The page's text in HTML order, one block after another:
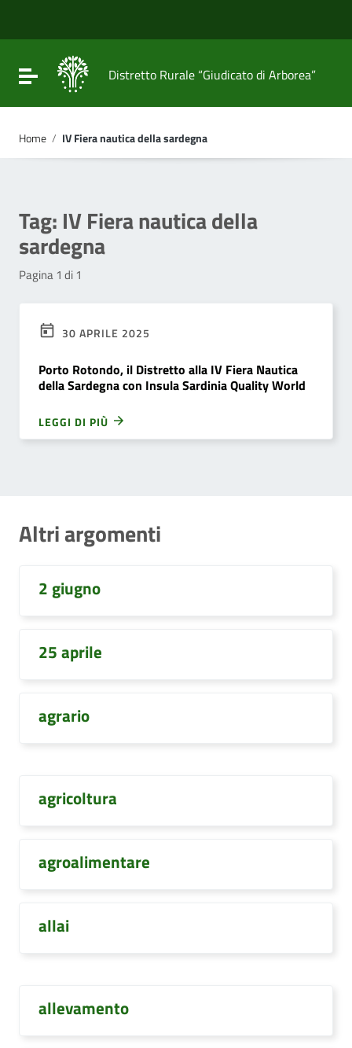
Vai al footer
Attiva / disattiva la navigazione
Distretto Rurale “Giudicato di Arborea”
Home / IV Fiera nautica della sardegna
Tag: IV Fiera nautica della
sardegna
Pagina 1 di 1
30 APRILE 2025
Porto Rotondo, il Distretto alla IV Fiera Nautica
della Sardegna con Insula Sardinia Quality World
LEGGI DI PIÙ
Altri argomenti
2 giugno
25 aprile
agrario
agricoltura
agroalimentare
allai
allevamento